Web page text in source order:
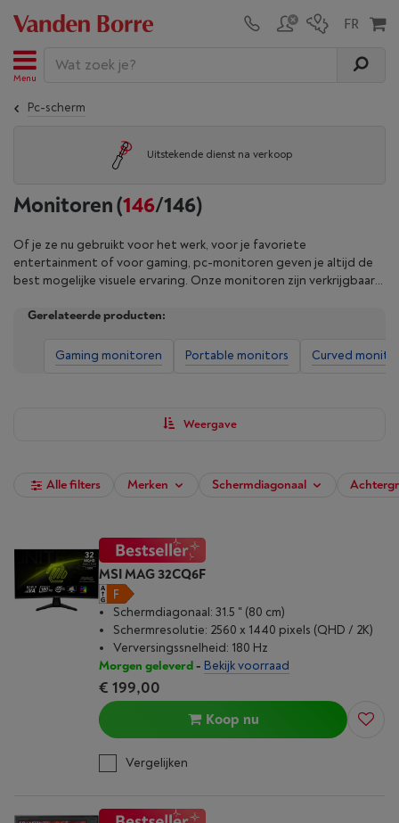
Menu
Pc-scherm
Uitstekende dienst na verkoop
Monitoren(146/146)
Of je ze nu gebruikt voor het werk, voor je favoriete
entertainment of voor gaming, pc-monitoren geven je altijd de
best mogelijke visuele ervaring. Onze monitoren zijn verkrijgbaar
van IPS-schermen voor natuurlijke kleuren tot LED-modellen voor
scherm voor in je kantoor, een 4K-monitor met gedetailleerde
weergave of een model met een snelle reactietijd voor gaming, je
Gerelateerde producten:
Gaming monitoren Portable monitors Curved
Weergave
Alle filters Merken Schermdiagonaal
MSI MAG 32CQ6F
Schermdiagonaal: 31.5 " (80 cm)
Schermresolutie: 2560 x 1440 pixels (QHD / 2K)
Verversingssnelheid: 180 Hz
Morgen geleverd- Bekijk voorraad
€ 199,00
Koop nu
Vergelijken